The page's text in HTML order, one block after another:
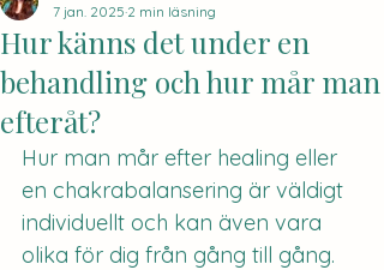
Hur känns det under en
behandling och hur mår man
efteråt?
7 jan. 2025 2 min läsning
Hur man mår efter healing eller
en chakrabalansering är väldigt
individuellt och kan även vara
olika för dig från gång till gång.